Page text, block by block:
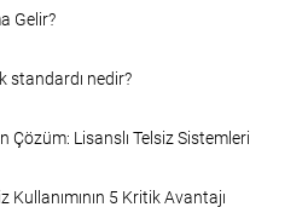
Gelir?
standardı nedir?
Çözüm: Lisanslı Telsiz Sistemleri
5 Kritik Avantajı